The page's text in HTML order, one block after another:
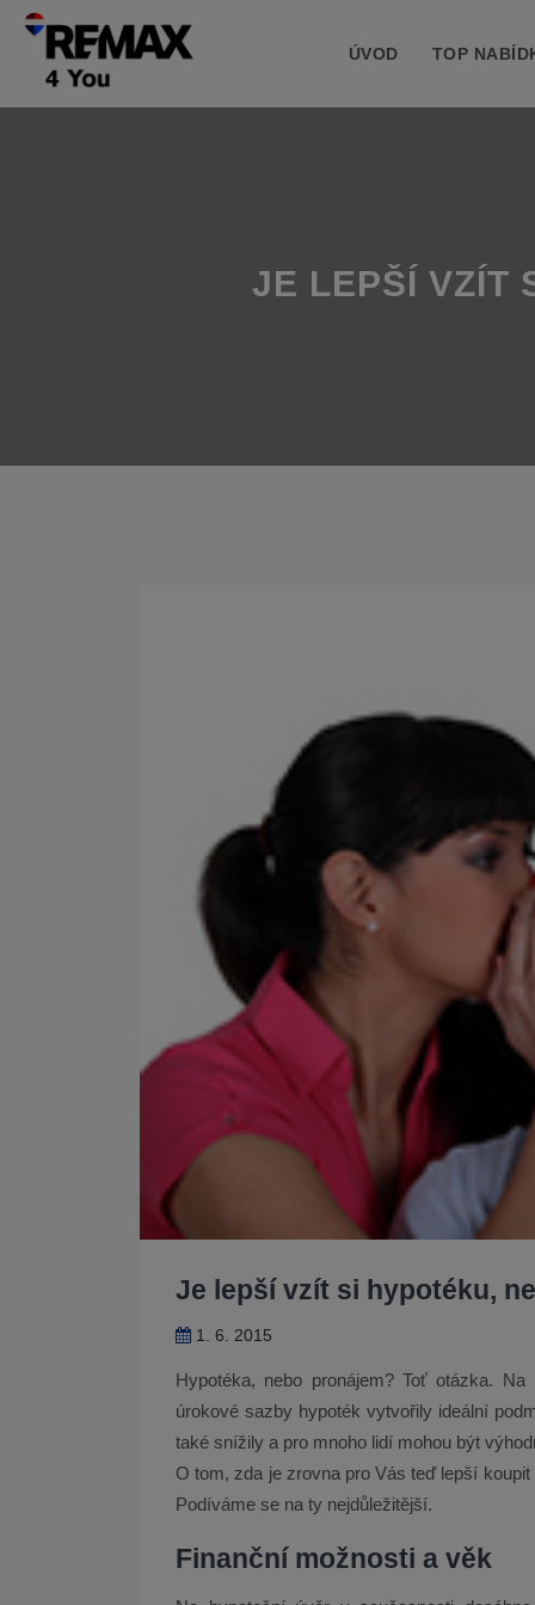
ÚVOD TOP
JE LEPŠÍ VZÍT
Je lepší vzít si hypotéku,
1. 6. 2015
Hypotéka, nebo pronájem? Toť otázka.
úrokové sazby hypoték vytvořily ideální
také snížily a pro mnoho lidí mohou být
O tom, zda je zrovna pro Vás teď lepší
Podíváme se na ty nejdůležitější.
Finanční možnosti a věk